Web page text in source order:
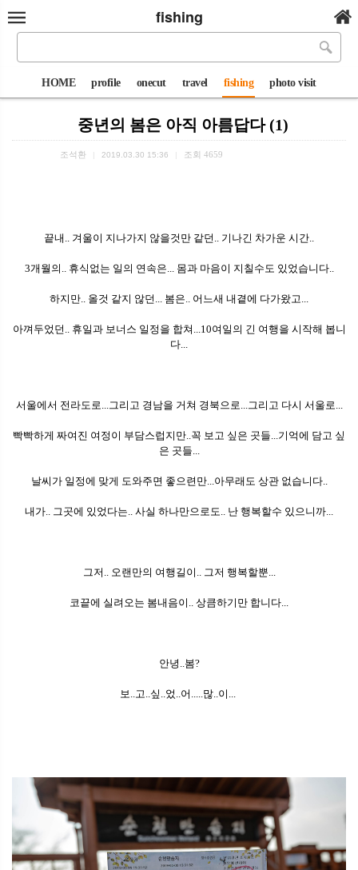
fishing
HOME profile onecut travel fishing photo visit
중년의 봄은 아직 아름답다 (1)
조석환 2019.03.30 15:36 조회 4659
끝내.. 겨울이 지나가지 않을것만 같던.. 기나긴 차가운 시간..
3개월의.. 휴식없는 일의 연속은... 몸과 마음이 지칠수도 있었습니다..
하지만.. 올것 같지 않던... 봄은.. 어느새 내곁에 다가왔고...
아껴두었던.. 휴일과 보너스 일정을 합쳐...10여일의 긴 여행을 시작해 봅니
다...
서울에서 전라도로...그리고 경남을 거쳐 경북으로...그리고 다시 서울로...
빡빡하게 짜여진 여정이 부담스럽지만..꼭 보고 싶은 곳들...기억에 담고 싶
은 곳들...
날씨가 일정에 맞게 도와주면 좋으련만...아무래도 상관 없습니다..
내가.. 그곳에 있었다는.. 사실 하나만으로도.. 난 행복할수 있으니까...
그저.. 오랜만의 여행길이.. 그저 행복할뿐...
코끝에 실려오는 봄내음이.. 상큼하기만 합니다...
안녕..봄?
보..고..싶..었..어.....많..이...